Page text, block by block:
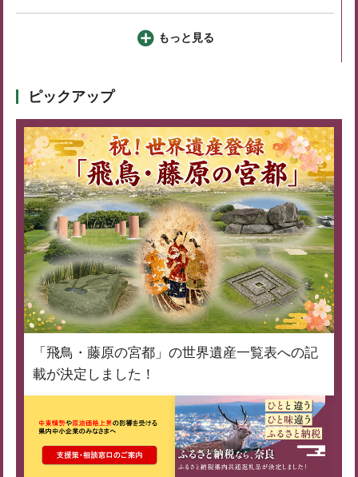
もっと見る
ピックアップ
「飛鳥・藤原の宮都」の世界遺産一覧表への記
載が決定しました！